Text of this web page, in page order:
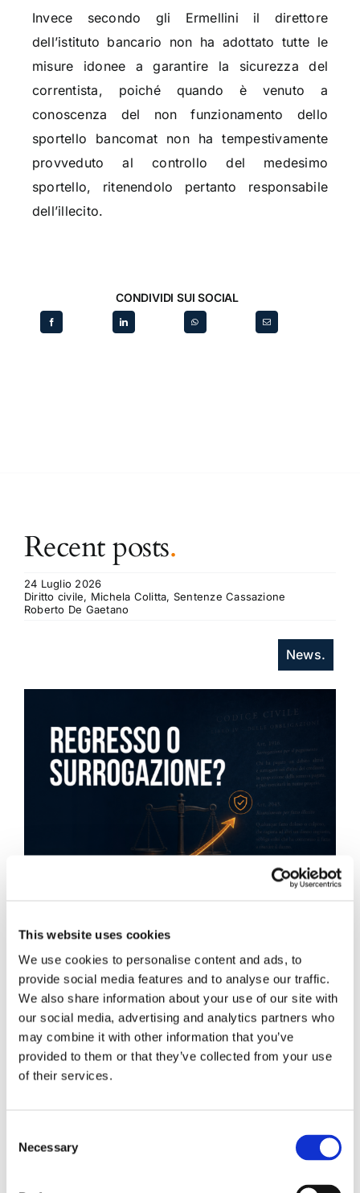
This website uses cookies
We use cookies to personalise content and ads, to
provide social media features and to analyse our traffic.
We also share information about your use of our site with
our social media, advertising and analytics partners who
may combine it with other information that you’ve
provided to them or that they’ve collected from your use
of their services.
Selection
Necessary
Invece secondo gli Ermellini il direttore
dell’istituto bancario non ha adottato tutte le
misure idonee a garantire la sicurezza del
correntista, poiché quando è venuto a
conoscenza del non funzionamento dello
sportello bancomat non ha tempestivamente
provveduto al controllo del medesimo
sportello, ritenendolo pertanto responsabile
dell’illecito.
CONDIVIDI SUI SOCIAL
Recent posts.
24 Luglio 2026
Diritto civile, Michela Colitta, Sentenze Cassazione
Roberto De Gaetano
News.
Obbligazioni solidali passive:
rapporti tra surrogazione legale e
regresso
Corte di Cassazione offre l'occasione per tornare
su un tema di grande rilievo teorico e pratico